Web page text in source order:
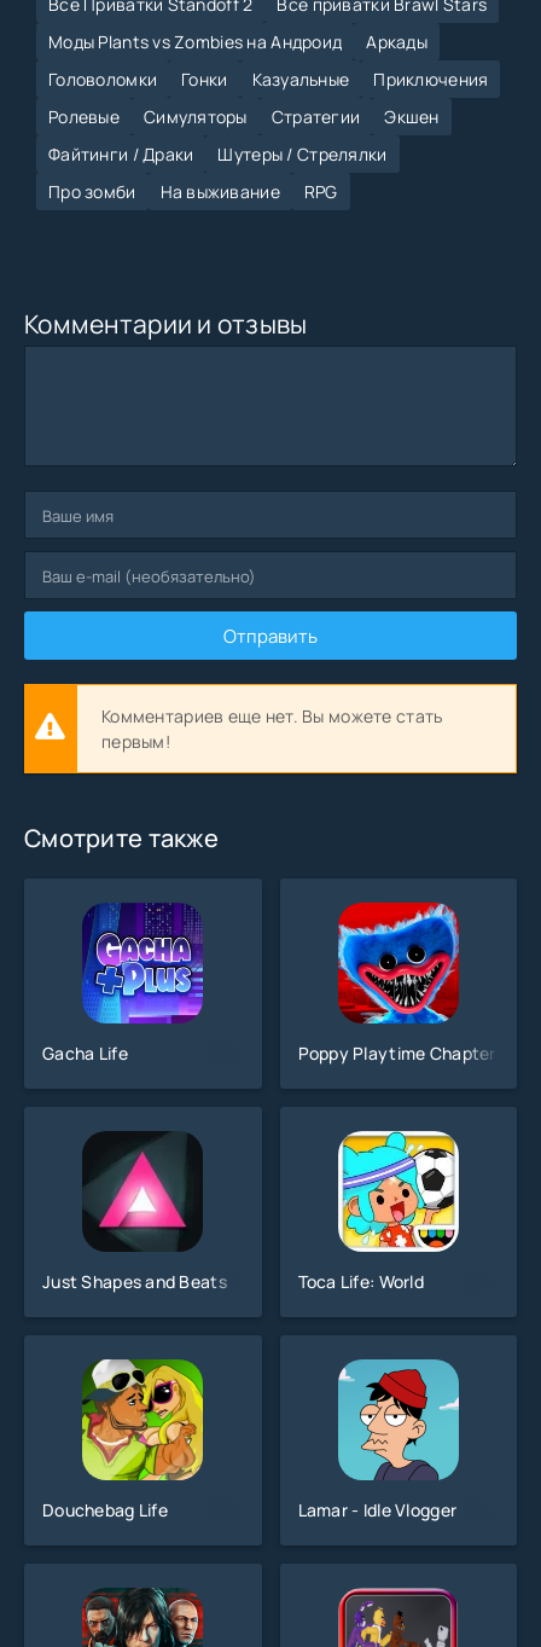
Моды Plants vs Zombies на Андроид
Аркады
Головоломки
Гонки Казуальные
Приключения
Ролевые
Симуляторы Стратегии
Экшен
Файтинги / Драки
Шутеры / Стрелялки
Про зомби
На выживание RPG
Комментарии и отзывы
Отправить
Комментариев еще нет. Вы можете стать
первым!
Смотрите также
Gacha Life Poppy Playtime Chapter 1
Just Shapes and Beats Toca Life: World
Douchebag Life Lamar - Idle Vlogger